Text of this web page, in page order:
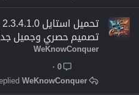
تصميم حصري وجميل جداً
WeKnowConquer
0
WeKnowConquer